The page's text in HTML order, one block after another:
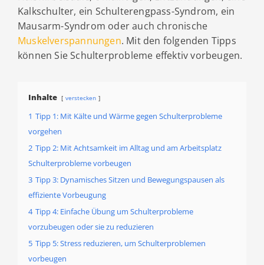
Kalkschulter, ein Schulterengpass-Syndrom, ein
Mausarm-Syndrom oder auch chronische
Muskelverspannungen. Mit den folgenden Tipps
können Sie Schulterprobleme effektiv vorbeugen.
Inhalte verstecken
1 Tipp 1: Mit Kälte und Wärme gegen Schulterprobleme
vorgehen
2 Tipp 2: Mit Achtsamkeit im Alltag und am Arbeitsplatz
Schulterprobleme vorbeugen
3 Tipp 3: Dynamisches Sitzen und Bewegungspausen als
effiziente Vorbeugung
4 Tipp 4: Einfache Übung um Schulterprobleme
vorzubeugen oder sie zu reduzieren
5 Tipp 5: Stress reduzieren, um Schulterproblemen
vorbeugen